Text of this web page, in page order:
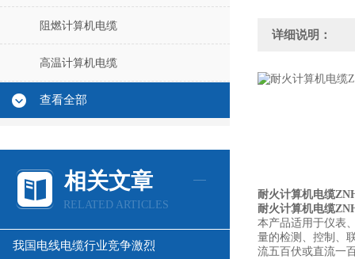
阻燃计算机电缆
高温计算机电缆
查看全部
相关文章
RELATED ARTICLES
我国电线电缆行业竞争激烈
详细说明：
耐火计算机电缆
耐火计算机电缆
本产品适用于仪表
量的检测、控制、
流五百伏或直流一